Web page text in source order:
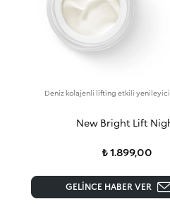
Deniz kolajenli lifting etkili
New Bright Lift
₺ 1.899,00
GELINCE HABER VER